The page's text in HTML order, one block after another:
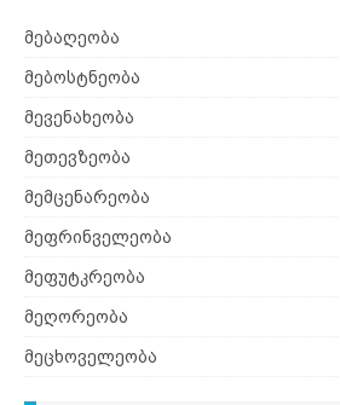
მებაღეობა
მებოსტნეობა
მევენახეობა
მეთევზეობა
მემცენარეობა
მეფრინველეობა
მეფუტკრეობა
მეღორეობა
მეცხოველეობა